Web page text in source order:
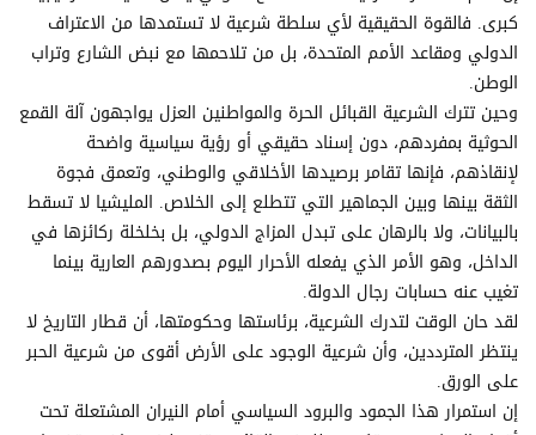
كبرى. فالقوة الحقيقية لأي سلطة شرعية لا تستمدها من الاعتراف
الدولي ومقاعد الأمم المتحدة، بل من تلاحمها مع نبض الشارع وتراب
الوطن.
وحين تترك الشرعية القبائل الحرة والمواطنين العزل يواجهون آلة القمع
الحوثية بمفردهم، دون إسناد حقيقي أو رؤية سياسية واضحة
لإنقاذهم، فإنها تقامر برصيدها الأخلاقي والوطني، وتعمق فجوة
الثقة بينها وبين الجماهير التي تتطلع إلى الخلاص. المليشيا لا تسقط
بالبيانات، ولا بالرهان على تبدل المزاج الدولي، بل بخلخلة ركائزها في
الداخل، وهو الأمر الذي يفعله الأحرار اليوم بصدورهم العارية بينما
تغيب عنه حسابات رجال الدولة.
لقد حان الوقت لتدرك الشرعية، برئاستها وحكومتها، أن قطار التاريخ لا
ينتظر المترددين، وأن شرعية الوجود على الأرض أقوى من شرعية الحبر
على الورق.
إن استمرار هذا الجمود والبرود السياسي أمام النيران المشتعلة تحت